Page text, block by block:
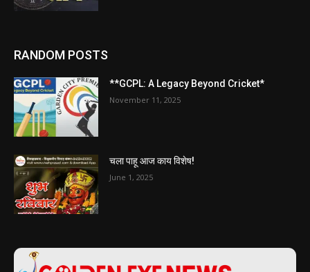
RANDOM POSTS
**GCPL: A Legacy Beyond Cricket*
November 11, 2025
चला पाहू आज काय विशेष!
June 1, 2025